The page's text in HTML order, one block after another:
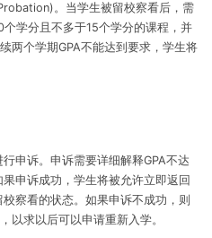
。当学生被留校察看后，需
学分且不多于15个学分的课程，并
两个学期GPA不能达到要求，学生将
申诉。申诉需要详细解释GPA不达
申诉成功，学生将被允许立即返回
察看的状态。如果申诉不成功，则
以求以后可以申请重新入学。